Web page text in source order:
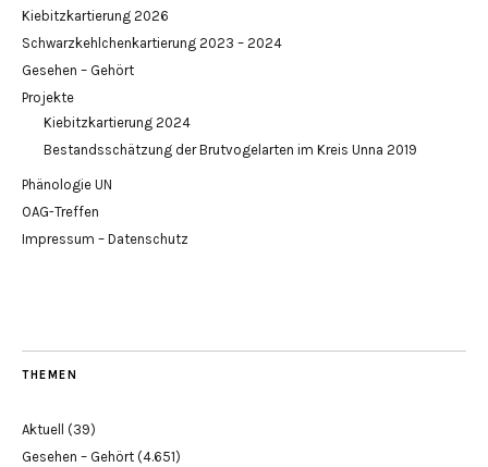
Kiebitzkartierung 2026
Schwarzkehlchenkartierung 2023 – 2024
Gesehen – Gehört
Projekte
Kiebitzkartierung 2024
Bestandsschätzung der Brutvogelarten im Kreis Unna 2019
Phänologie UN
OAG-Treffen
Impressum – Datenschutz
THEMEN
Aktuell
(39)
Gesehen – Gehört (4.651)